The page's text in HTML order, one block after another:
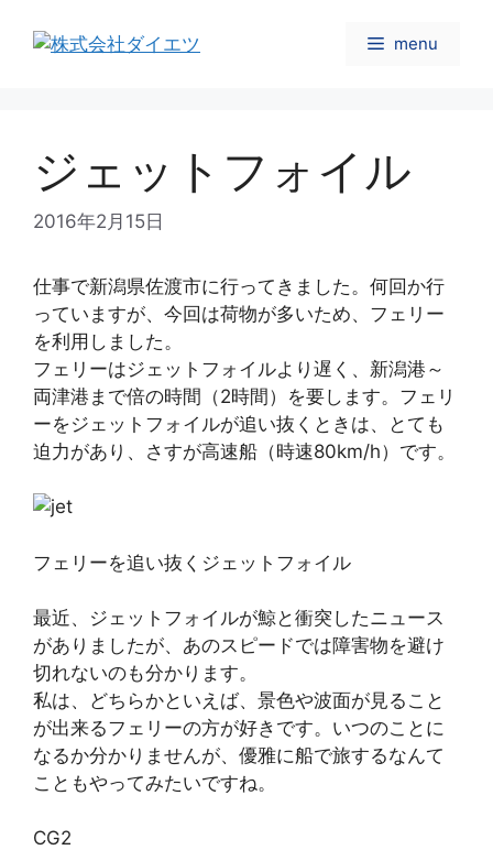
menu
ジェットフォイル
2016年2月15日
仕事で新潟県佐渡市に行ってきました。何回か行
っていますが、今回は荷物が多いため、フェリー
を利用しました。
フェリーはジェットフォイルより遅く、新潟港～
両津港まで倍の時間（2時間）を要します。フェリ
ーをジェットフォイルが追い抜くときは、とても
迫力があり、さすが高速船（時速80km/h）です。
フェリーを追い抜くジェットフォイル
最近、ジェットフォイルが鯨と衝突したニュース
がありましたが、あのスピードでは障害物を避け
切れないのも分かります。
私は、どちらかといえば、景色や波面が見ること
が出来るフェリーの方が好きです。いつのことに
なるか分かりませんが、優雅に船で旅するなんて
こともやってみたいですね。
CG2